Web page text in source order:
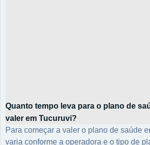
Quanto tempo leva para o plano de
valer em Tucuruvi?
Para começar a valer o plano de saúde
varia conforme a operadora e o tipo de